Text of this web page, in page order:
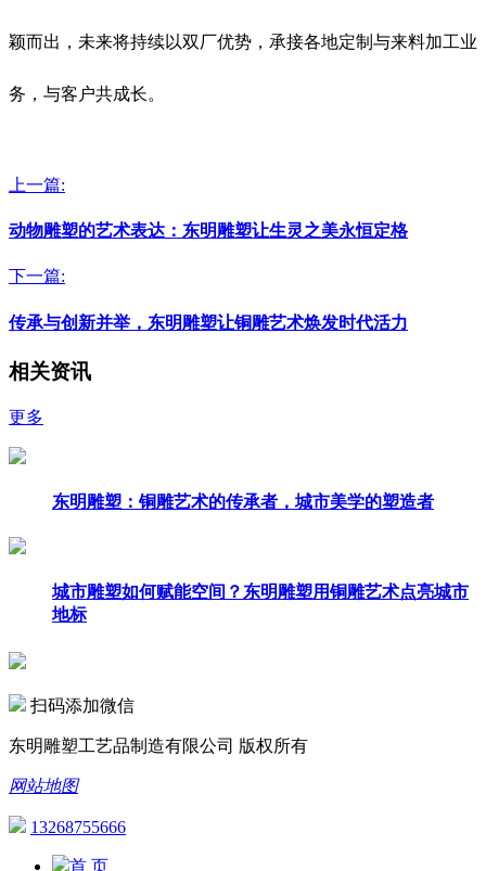
颖而出，未来将持续以双厂优势，承接各地定制与来料加工业
务，与客户共成长。
上一篇:
动物雕塑的艺术表达：东明雕塑让生灵之美永恒定格
下一篇:
传承与创新并举，东明雕塑让铜雕艺术焕发时代活力
相关资讯
更多
东明雕塑：铜雕艺术的传承者，城市美学的塑造者
城市雕塑如何赋能空间？东明雕塑用铜雕艺术点亮城市
地标
扫码添加微信
东明雕塑工艺品制造有限公司 版权所有
网站地图
13268755666
首 页